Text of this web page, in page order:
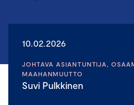
10.02.2026
JOHTAVA ASIANTUNTIJA,
MAAHANMUUTTO
Suvi Pulkkinen